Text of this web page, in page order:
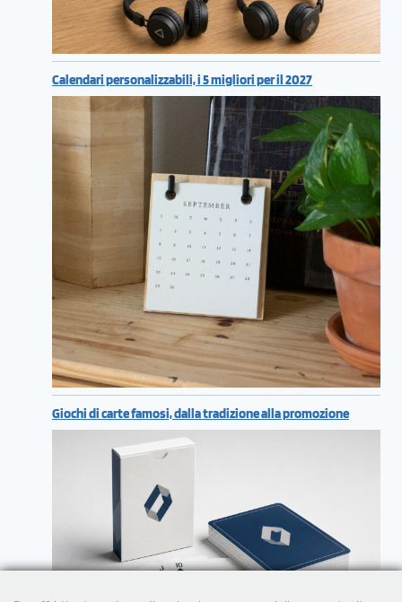
Calendari personalizzabili, i 5 migliori per il 2027
Giochi di carte famosi, dalla tradizione alla promozione